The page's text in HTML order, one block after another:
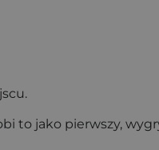
to jako pierwszy,